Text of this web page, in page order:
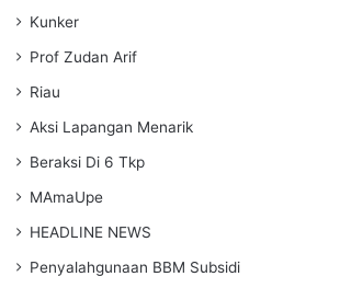
Kunker
Prof Zudan Arif
Riau
Aksi Lapangan Menarik
Beraksi Di 6 Tkp
MAmaUpe
HEADLINE NEWS
Penyalahgunaan BBM Subsidi